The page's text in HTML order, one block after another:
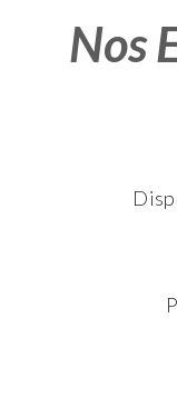
Nos